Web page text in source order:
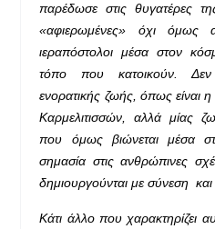
παρέδωσε στις θυγατέρες
«αφιερωμένες» όχι όμως
ιεραπόστολοι μέσα στον
τόπο που κατοικούν. Δεν
ενορατικής ζωής, όπως
Καρμελιτισσών, αλλά μίας
που όμως βιώνεται μέσα
σημασία στις ανθρώπινες
δημιουργούνται με σύνεση
Κάτι άλλο που χαρακτηρίζει